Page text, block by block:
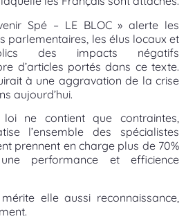
Spé – LE BLOC » alerte les
parlementaires, les élus locaux et
des impacts négatifs
d’articles portés dans ce texte.
à une aggravation de la crise
aujourd’hui.
ne contient que contraintes,
l’ensemble des spécialistes
prennent en charge plus de 70%
performance et efficience
elle aussi reconnaissance,